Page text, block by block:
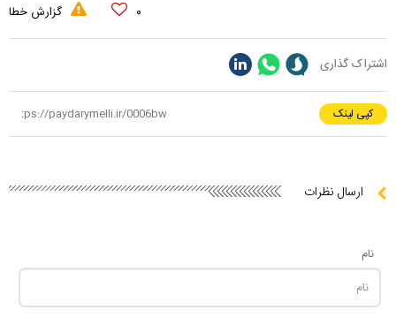
۰ گزارش خطا
اشتراک گذاری
کپی لینک
ارسال نظرات
نام